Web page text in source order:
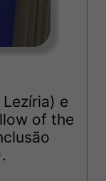
e
of the